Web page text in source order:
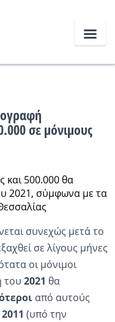
σε μόνιμους
500.000 θα
2021, σύμφωνα με τα
συνεχώς μετά το
σε λίγους μήνες
οι μόνιμοι
του 2021 θα
από αυτούς
2011 (υπό την